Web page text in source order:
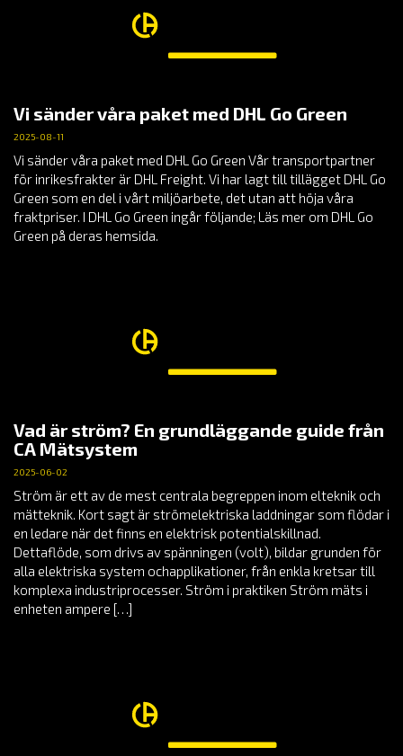
Vi sänder våra paket med DHL Go Green
2025-08-11
Vi sänder våra paket med DHL Go Green Vår transportpartner
för inrikesfrakter är DHL Freight. Vi har lagt till tillägget DHL Go
Green som en del i vårt miljöarbete, det utan att höja våra
fraktpriser. I DHL Go Green ingår följande; Läs mer om DHL Go
Green på deras hemsida.
Vad är ström? En grundläggande guide från
CA Mätsystem
2025-06-02
Ström är ett av de mest centrala begreppen inom elteknik och
mätteknik. Kort sagt är strömelektriska laddningar som flödar i
en ledare när det finns en elektrisk potentialskillnad.
Dettaflöde, som drivs av spänningen (volt), bildar grunden för
alla elektriska system ochapplikationer, från enkla kretsar till
komplexa industriprocesser. Ström i praktiken Ström mäts i
enheten ampere […]